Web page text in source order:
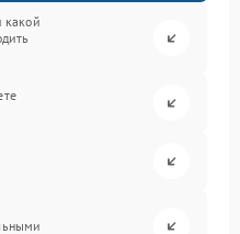
какой